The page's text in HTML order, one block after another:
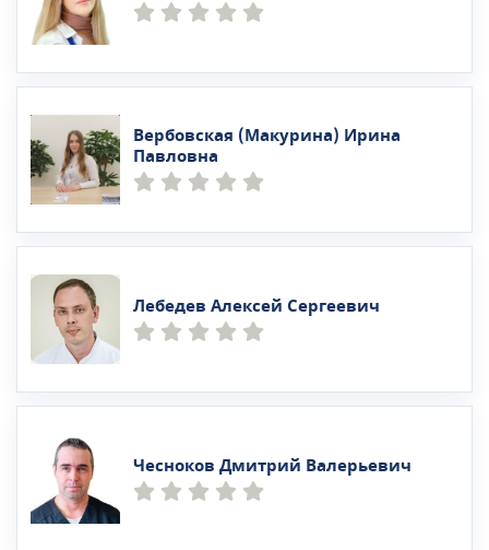
Вербовская (Макурина) Ирина
Павловна
Лебедев Алексей Сергеевич
Чесноков Дмитрий Валерьевич